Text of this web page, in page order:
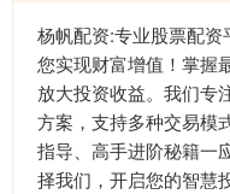
杨帆配资:专业股票配
您实现财富增值！掌握
放大投资收益。我们专
方案，支持多种交易模
指导、高手进阶秘籍一
择我们，开启您的智慧